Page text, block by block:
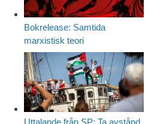
Bokrelease: Samtida
marxistisk teori